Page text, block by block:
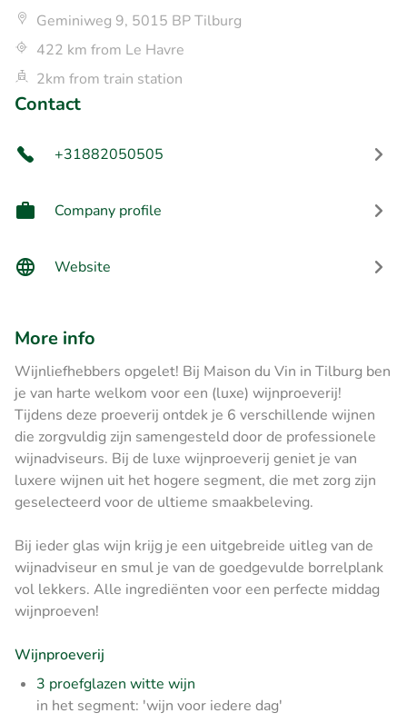
Geminiweg 9, 5015 BP Tilburg
422 km from Le Havre
2km from train station
Contact
+31882050505
Company profile
Website
More info
Wijnliefhebbers opgelet! Bij Maison du Vin in Tilburg ben
je van harte welkom voor een (luxe) wijnproeverij!
Tijdens deze proeverij ontdek je 6 verschillende wijnen
die zorgvuldig zijn samengesteld door de professionele
wijnadviseurs. Bij de luxe wijnproeverij geniet je van
luxere wijnen uit het hogere segment, die met zorg zijn
geselecteerd voor de ultieme smaakbeleving.
Bij ieder glas wijn krijg je een uitgebreide uitleg van de
wijnadviseur en smul je van de goedgevulde borrelplank
vol lekkers. Alle ingrediënten voor een perfecte middag
wijnproeven!
Wijnproeverij
3 proefglazen witte wijn
in het segment: 'wijn voor iedere dag'